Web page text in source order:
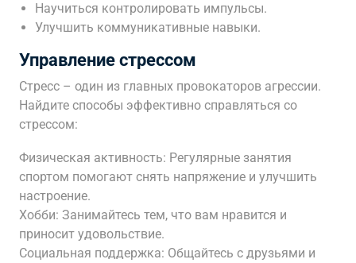
Научиться контролировать импульсы.
Улучшить коммуникативные навыки.
Управление стрессом
Стресс – один из главных провокаторов агрессии.
Найдите способы эффективно справляться со
стрессом:
Физическая активность: Регулярные занятия
спортом помогают снять напряжение и улучшить
настроение.
Хобби: Занимайтесь тем, что вам нравится и
приносит удовольствие.
Социальная поддержка: Общайтесь с друзьями и